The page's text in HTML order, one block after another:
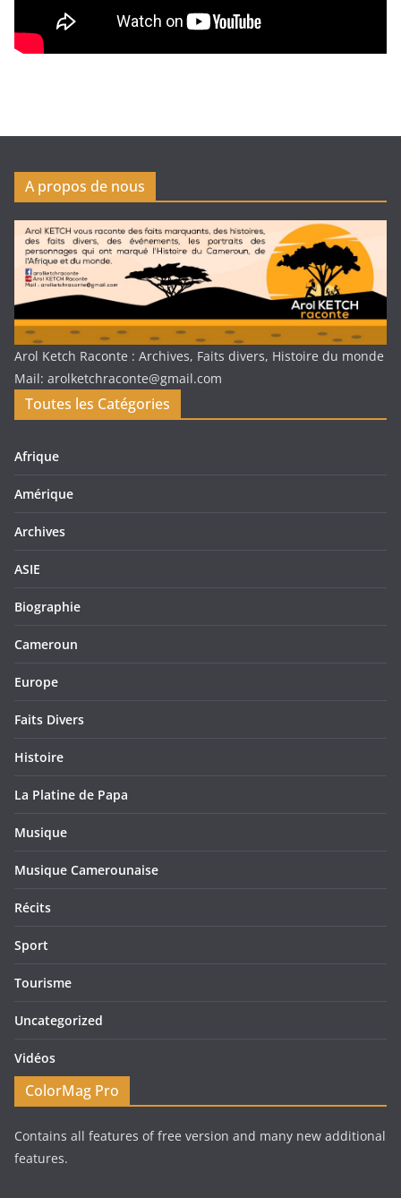
A propos de nous
Arol Ketch Raconte : Archives, Faits divers, Histoire du monde
Mail: arolketchraconte@gmail.com
Toutes les Catégories
Afrique
Amérique
Archives
ASIE
Biographie
Cameroun
Europe
Faits Divers
Histoire
La Platine de Papa
Musique
Musique Camerounaise
Récits
Sport
Tourisme
Uncategorized
Vidéos
ColorMag Pro
Contains all features of free version and many new additional
features.